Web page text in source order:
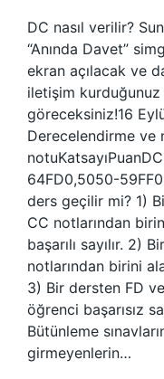
DC nasıl verilir?
“Anında Davet”
ekran açılacak ve
iletişim kurduğunuz
göreceksiniz!16
Derecelendirme ve
64FD0,5050-
ders geçilir mi? 1)
CC notlarından
başarılı sayılır. 2)
notlarından birini
3) Bir dersten FD
öğrenci başarısız
Bütünleme
girmeyenlerin…